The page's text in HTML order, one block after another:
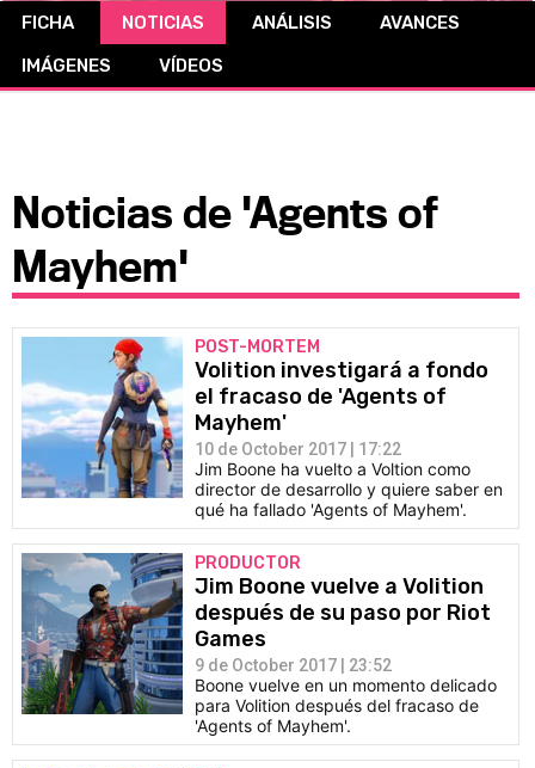
CÓMICS
FICHA NOTICIAS ANÁLISIS
AVANCES
IMÁGENES
VÍDEOS
Noticias de 'Agents of
Mayhem'
POST-MORTEM
Volition investigará a fondo
el fracaso de 'Agents of
Mayhem'
10 de October 2017 | 17:22
Jim Boone ha vuelto a Voltion como
director de desarrollo y quiere saber en
qué ha fallado 'Agents of Mayhem'.
PRODUCTOR
Jim Boone vuelve a Volition
después de su paso por Riot
Games
9 de October 2017 | 23:52
Boone vuelve en un momento delicado
para Volition después del fracaso de
'Agents of Mayhem'.